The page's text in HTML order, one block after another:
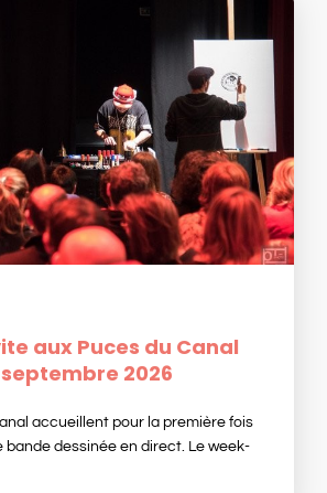
aux Puces du Canal
septembre 2026
accueillent pour la première fois
bande dessinée en direct. Le week-